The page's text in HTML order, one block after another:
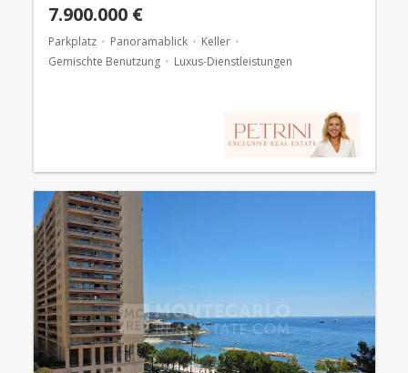
7.900.000 €
Parkplatz Panoramablick
Keller
Gemischte Benutzung
Luxus-Dienstleistungen